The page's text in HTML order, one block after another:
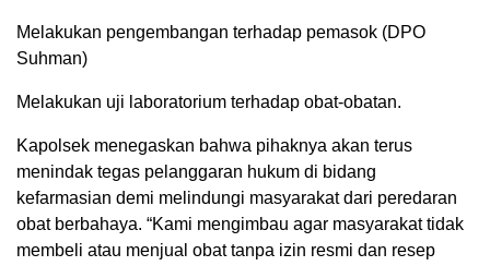
Melakukan pengembangan terhadap pemasok (DPO
Suhman)
Melakukan uji laboratorium terhadap obat-obatan.
Kapolsek menegaskan bahwa pihaknya akan terus
menindak tegas pelanggaran hukum di bidang
kefarmasian demi melindungi masyarakat dari peredaran
obat berbahaya. “Kami mengimbau agar masyarakat tidak
membeli atau menjual obat tanpa izin resmi dan resep